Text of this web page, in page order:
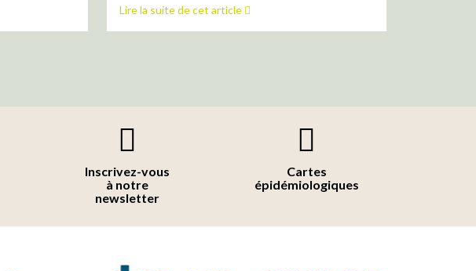
Lire la suite de cet article
Inscrivez-vous
à notre
newsletter
Cartes
épidémiologiques